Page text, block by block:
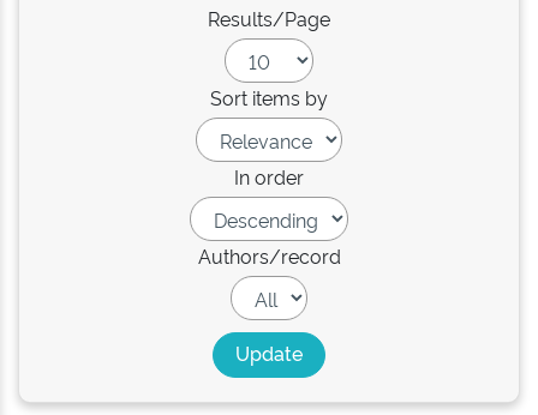
Results/Page
Sort items by
In order
Authors/record